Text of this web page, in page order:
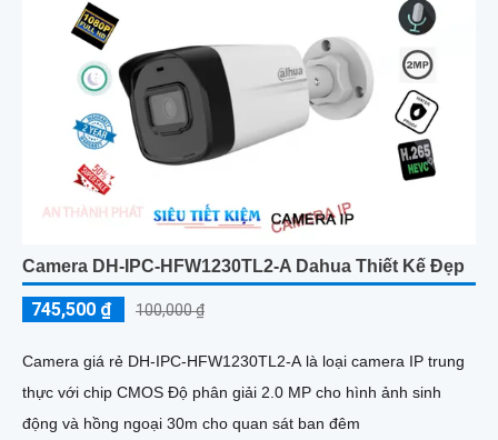
Camera DH-IPC-HFW1230TL2-A Dahua Thiết Kế Đẹp
745,500 ₫ 100,000 ₫
Camera giá rẻ DH-IPC-HFW1230TL2-A là loại camera IP trung
thực với chip CMOS Độ phân giải 2.0 MP cho hình ảnh sinh
động và hồng ngoại 30m cho quan sát ban đêm